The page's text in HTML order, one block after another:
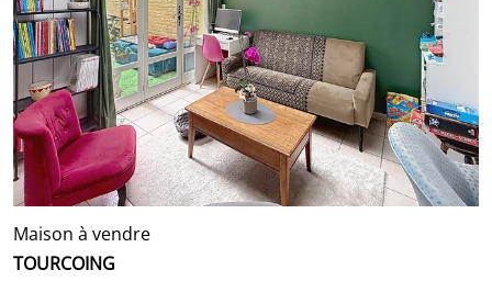
Maison à vendre
TOURCOING